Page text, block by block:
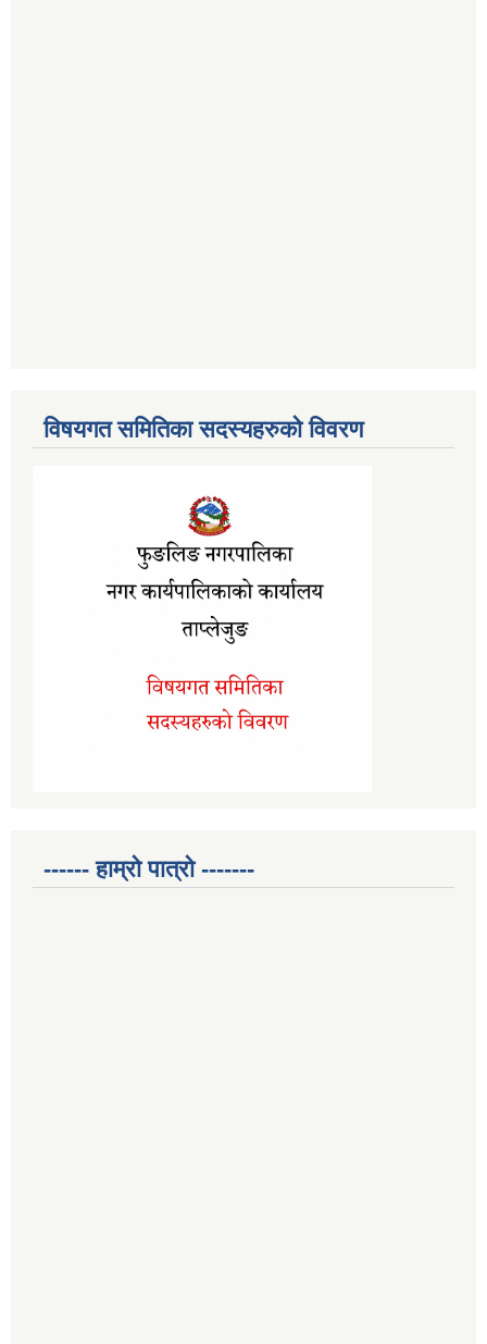
विषयगत समितिका सदस्यहरुको विवरण
------ हाम्रो पात्रो -------